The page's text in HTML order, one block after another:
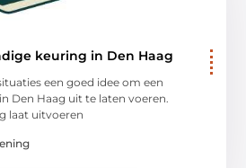
keuring in Den Haag
een goed idee om een
Den Haag uit te laten voeren.
laat uitvoeren